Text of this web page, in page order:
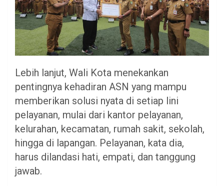
Lebih lanjut, Wali Kota menekankan
pentingnya kehadiran ASN yang mampu
memberikan solusi nyata di setiap lini
pelayanan, mulai dari kantor pelayanan,
kelurahan, kecamatan, rumah sakit, sekolah,
hingga di lapangan. Pelayanan, kata dia,
harus dilandasi hati, empati, dan tanggung
jawab.